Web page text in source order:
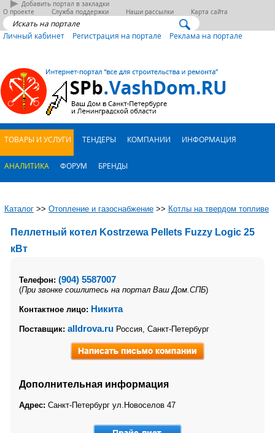
Добавить портал в закладки
О проекте
Служба поддержки Наши рассылки Карта сайта
Личный кабинет Регистрация на портале Реклама на портале
ТОВАРЫ И УСЛУГИ ТЕНДЕРЫ КОМПАНИИ ИНФОРМАЦИЯ
АНАЛИТИКА ФОРУМ БРЕНДЫ
Каталог >> Отопление и газоснабжение >> Котлы на твердом топливе
Пеллетный котел Kostrzewa Pellets Fuzzy Logic 25
кВт
Телефон: (904) 5587007
(При звонке сошлитесь на портал Ваш Дом.СПБ)
Контактное лицо: Никита
Поставщик: alldrova.ru Россия, Санкт-Петербург
Дополнительная информация
Адрес: Санкт-Петербург ул.Новоселов 47